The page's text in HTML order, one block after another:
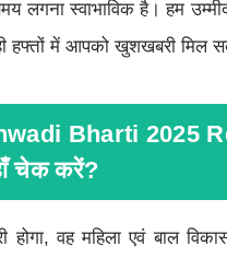
लगना स्वाभाविक है। हम
हफ्तों में आपको खुशखबरी मिल
Bharti 2025
चेक करें?
होगा, वह महिला एवं बाल